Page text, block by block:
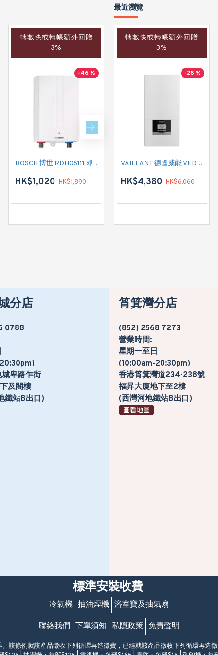
轉數快或轉帳額外回贈
3%
-46 %
BOSCH 博世 RDH06111 即熱式電熱水爐
HK$1,020 HK$1,890
轉數快或轉帳額外回贈
3%
-31 %
GERMAN POOL 德國寶 CEX21 即熱式電熱水爐
HK$4,420 HK$6,450
最近瀏覽
轉數快或轉帳額外回贈
3%
-28 %
VAILLANT 德國威能 VED E 18/8 P PLUS 即熱式電熱水爐
HK$4,380 HK$6,060
分店
0788
卑路乍街
及閣樓
鐵站B出口)
筲箕灣分店
(852) 2568 7273
營業時間:
星期一至日
(10:00am-20:30pm)
香港筲箕灣道234-238號
福昇大廈地下至2樓
(西灣河地鐵站B出口)
標準安裝收費
冷氣機 抽油煙機 浴室寶及抽氣扇
聯絡我們 下單須知 私隱政策 免責聲明
該條例就該產品徵收下列循環再造徵費，已經就該產品徵收下列循環再造